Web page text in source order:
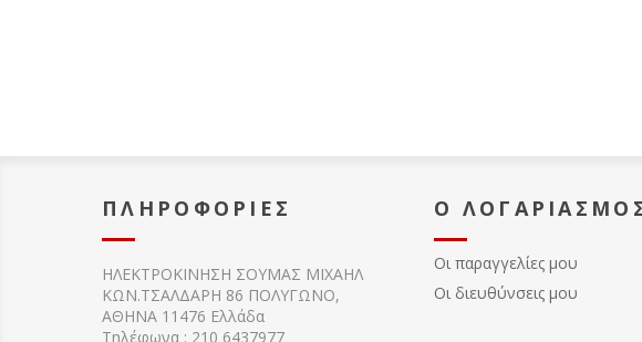
ΠΛΗΡΟΦΟΡΊΕΣ
ΗΛΕΚΤΡΟΚΙΝΗΣΗ ΣΟΥΜΑΣ MIXAHΛ
ΚΩΝ.ΤΣΑΛΔΑΡΗ 86 ΠΟΛΥΓΩΝΟ,
ΑΘΗΝΑ 11476 Ελλάδα
Τηλέφωνα : 210 6437977
Ο
Οι παραγγελίες μου
Οι διευθύνσεις μου